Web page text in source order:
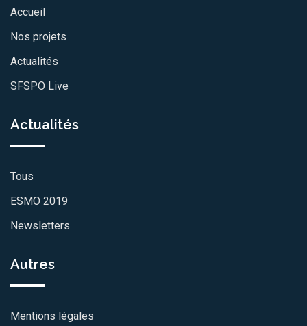
Accueil
Nos projets
Actualités
SFSPO Live
Actualités
Tous
ESMO 2019
Newsletters
Autres
Mentions légales